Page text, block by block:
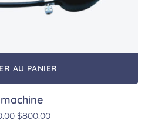
AU PANIER
Le prix initial était : $1,000.00.
$800.00Le prix actuel est :